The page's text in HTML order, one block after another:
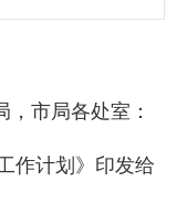
市局各处室：
作计划》印发给